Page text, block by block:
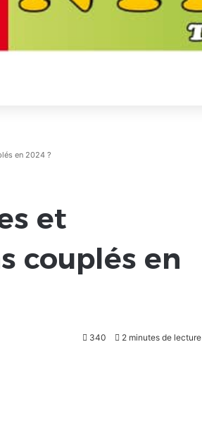
en 2024 ?
et
couplés en
340 2 minutes de lecture